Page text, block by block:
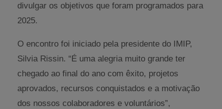
divulgar os objetivos que foram programados para
2025.
O encontro foi iniciado pela presidente do IMIP,
Silvia Rissin. “É uma alegria muito grande ter
chegado ao final do ano com êxito, projetos
aprovados, recursos conquistados e a motivação
dos nossos colaboradores e voluntários”,